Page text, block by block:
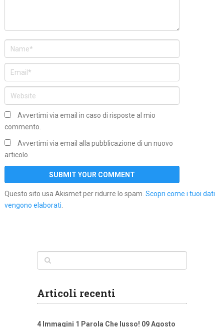
Avvertimi via email in caso di risposte al mio
commento.
Avvertimi via email alla pubblicazione di un nuovo
articolo.
Questo sito usa Akismet per ridurre lo spam. Scopri come i tuoi dati
vengono elaborati.
Articoli recenti
4 Immagini 1 Parola Che lusso! 09 Agosto